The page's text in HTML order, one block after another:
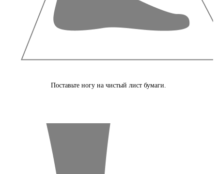
Поставьте ногу на чистый лист бумаги.